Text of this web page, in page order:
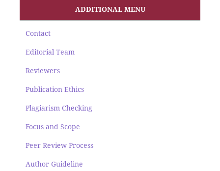
ADDITIONAL MENU
Contact
Editorial Team
Reviewers
Publication Ethics
Plagiarism Checking
Focus and Scope
Peer Review Process
Author Guideline